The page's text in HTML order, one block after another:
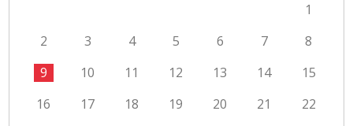
1
2
3 4 5 6 7
8
9
10 11 12 13 14
15
16
17 18 19 20 21
22